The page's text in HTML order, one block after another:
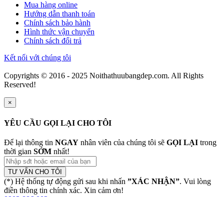
Mua hàng online
Hướng dẫn thanh toán
Chính sách bảo hành
Hình thức vận chuyển
Chính sách đổi trả
Kết nối với chúng tôi
Copyrights © 2016 - 2025 Noithathuubangdep.com. All Rights
Reserved!
×
YÊU CẦU GỌI LẠI CHO TÔI
Để lại thông tin NGAY nhân viên của chúng tôi sẽ GỌI LẠI trong
thời gian SỚM nhất!
TƯ VẤN CHO TÔI
(*) Hệ thống tự động gửi sau khi nhấn ”XÁC NHẬN”. Vui lòng
điền thông tin chính xác. Xin cảm ơn!